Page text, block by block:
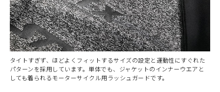
タイトすぎず、ほどよくフィットするサイズの設定と運動性にすぐれた
パターンを採用しています。単体でも、ジャケットのインナーウエアと
しても着られるモーターサイクル用ラッシュガードです。